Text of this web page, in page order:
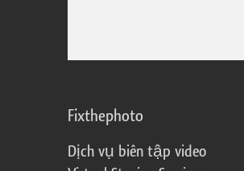
Fixthephoto
Dịch vụ biên tập video